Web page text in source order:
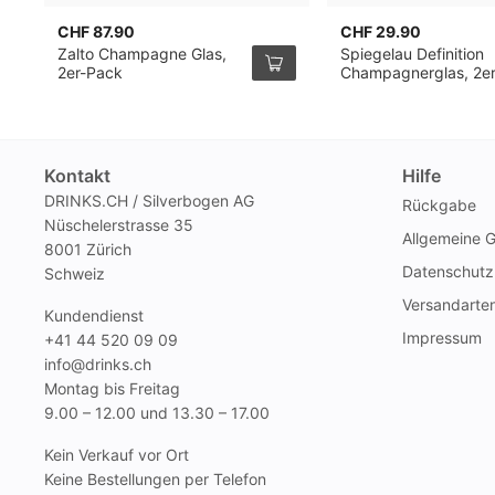
CHF 87.90
Zalto Champagne Glas,
2er-Pack
CHF 29.90
Spiegelau Definition
Champagnerglas,
Kontakt
DRINKS.CH / Silverbogen AG
Nüschelerstrasse 35
8001 Zürich
Schweiz
Kundendienst
+41 44 520 09 09
info@drinks.ch
Montag bis Freitag
9.00 – 12.00 und 13.30 – 17.00
Kein Verkauf vor Ort
Keine Bestellungen per Telefon
Hilfe
Rückgabe
Allgemeine
Datenschutz
Impressum